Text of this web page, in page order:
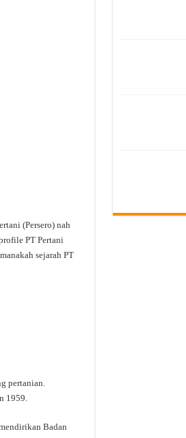
(Persero) nah
PT Pertani
sejarah PT
pertanian.
1959.
Badan